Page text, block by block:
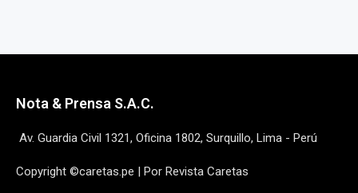
Nota & Prensa S.A.C.
Av. Guardia Civil 1321, Oficina 1802, Surquillo, Lima - Perú
Copyright ©caretas.pe | Por Revista Caretas